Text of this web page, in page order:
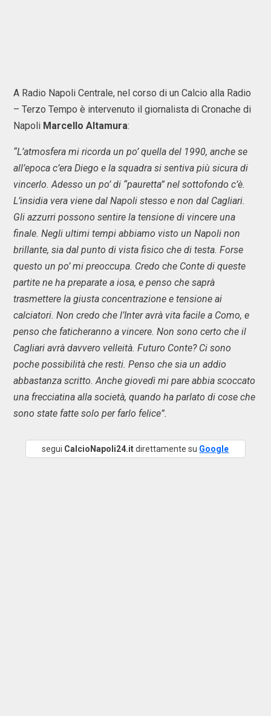
A Radio Napoli Centrale, nel corso di un Calcio alla Radio
– Terzo Tempo è intervenuto il giornalista di Cronache di
Napoli Marcello Altamura:
“L’atmosfera mi ricorda un po’ quella del 1990, anche se
all’epoca c’era Diego e la squadra si sentiva più sicura di
vincerlo. Adesso un po’ di “pauretta” nel sottofondo c’è.
L’insidia vera viene dal Napoli stesso e non dal Cagliari.
Gli azzurri possono sentire la tensione di vincere una
finale. Negli ultimi tempi abbiamo visto un Napoli non
brillante, sia dal punto di vista fisico che di testa. Forse
questo un po’ mi preoccupa. Credo che Conte di queste
partite ne ha preparate a iosa, e penso che saprà
trasmettere la giusta concentrazione e tensione ai
calciatori. Non credo che l’Inter avrà vita facile a Como, e
penso che faticheranno a vincere. Non sono certo che il
Cagliari avrà davvero velleità. Futuro Conte? Ci sono
poche possibilità che resti. Penso che sia un addio
abbastanza scritto. Anche giovedì mi pare abbia scoccato
una frecciatina alla società, quando ha parlato di cose che
sono state fatte solo per farlo felice”.
segui CalcioNapoli24.itdirettamente su Google